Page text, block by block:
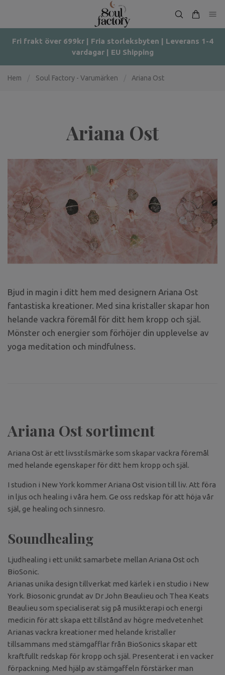
Fri frakt över 699kr | Fria storleksbyten | Leverans 1-4
vardagar | EU Shipping
Hem Soul Factory - Varumärken Ariana Ost
Ariana Ost
Bjud in magin i ditt hem med designern Ariana Ost
fantastiska kreationer. Med sina kristaller skapar hon
helande vackra föremål för ditt hem kropp och själ.
Mönster och energier som förhöjer din upplevelse av
yoga meditation och mindfulness.
Ariana Ost sortiment
Ariana Ost är ett livsstilsmärke som skapar vackra föremål
med helande egenskaper för ditt hem kropp och själ.
I studion i New York kommer Ariana Ost vision till liv. Att föra
in ljus och healing i våra hem. Ge oss redskap för att höja vår
själ, ge healing och sinnesro.
Soundhealing
Ljudhealing i ett unikt samarbete mellan Ariana Ost och
BioSonic.
Arianas unika design tillverkat med kärlek i en studio i New
York. Biosonic grundat av Dr John Beaulieu och Thea Keats
Beaulieu som specialiserat sig på musikterapi och energi
medicin för att skapa ett tillstånd av högre medvetenhet
Arianas vackra kreationer med helande kristaller
tillsammans med stämgafflar från BioSonics skapar ett
kraftfullt redskap för kropp och själ. Presenterat i en vacker
förpackning. Med hjälp av stämgaffeln förstärker man